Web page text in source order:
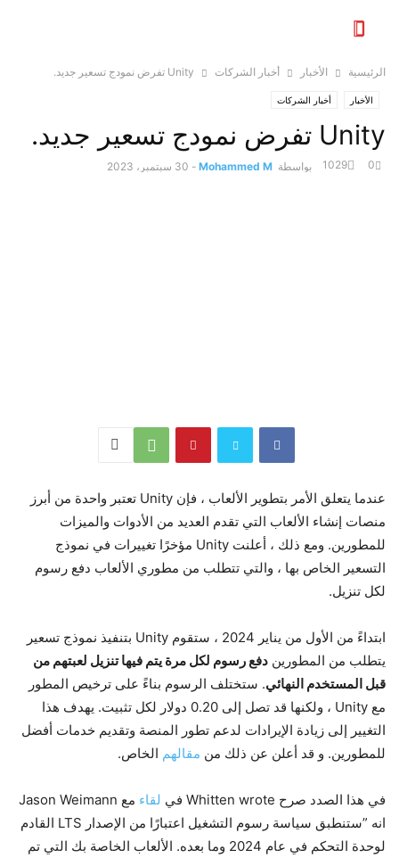
الرئيسية الأخبار أخبار الشركات Unity تفرض نمودج تسعير جديد.
الأخبار أخبار الشركات
Unity تفرض نمودج تسعير جديد.
بواسطة Mohammed M
- 30 سبتمبر، 2023 0
1029
عندما يتعلق الأمر بتطوير الألعاب ، فإن Unity تعتبر واحدة من أبرز
منصات إنشاء الألعاب التي تقدم العديد من الأدوات والميزات
للمطورين. ومع ذلك ، أعلنت Unity مؤخرًا تغييرات في نموذج
التسعير الخاص بها ، والتي تتطلب من مطوري الألعاب دفع رسوم
لكل تنزيل.
ابتداءً من الأول من يناير 2024 ، ستقوم Unity بتنفيذ نموذج تسعير
يتطلب من المطورين دفع رسوم لكل مرة يتم فيها تنزيل لعبتهم من
قبل المستخدم النهائي. ستختلف الرسوم بناءً على ترخيص المطور
مع Unity ، ولكنها قد تصل إلى 0.20 دولار لكل تثبيت. يهدف هذا
التغيير إلى زيادة الإيرادات لدعم تطور المنصة وتقديم خدمات أفضل
للمطورين. و قد أعلن عن ذلك من مقالهم الخاص.
في هذا الصدد صرح Whitten wrote في لقاء
مع Jason Weimann
انه ”ستنطبق سياسة رسوم التشغيل اعتبارًا من الإصدار LTS القادم
لوحدة التحكم في عام 2024 وما بعده. الألعاب الخاصة بك التي تم